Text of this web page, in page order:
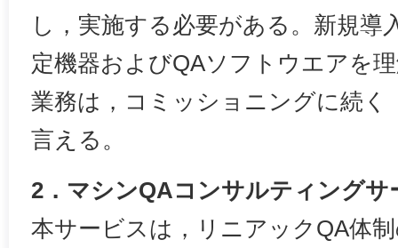
し，実施する必要がある。新規導
定機器およびQAソフトウエアを
業務は，コミッショニングに続く
言える。
2．マシンQAコンサルティングサ
本サービスは，リニアックQA体